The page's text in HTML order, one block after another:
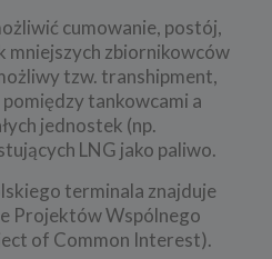
cumowanie, postój,
mniejszych zbiornikowców
tzw. transhipment,
pomiędzy tankowcami a
jednostek (np.
LNG jako paliwo.
terminala znajduje
Projektów Wspólnego
of Common Interest).